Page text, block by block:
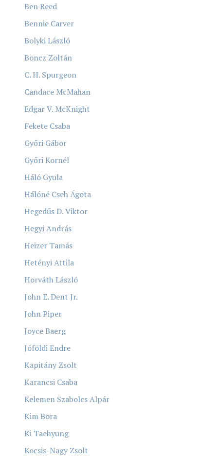
Ben Reed
Bennie Carver
Bolyki László
Boncz Zoltán
C. H. Spurgeon
Candace McMahan
Edgar V. McKnight
Fekete Csaba
Győri Gábor
Győri Kornél
Háló Gyula
Hálóné Cseh Ágota
Hegedűs D. Viktor
Hegyi András
Heizer Tamás
Hetényi Attila
Horváth László
John E. Dent Jr.
John Piper
Joyce Baerg
Jóföldi Endre
Kapitány Zsolt
Karancsi Csaba
Kelemen Szabolcs Alpár
Kim Bora
Ki Taehyung
Kocsis-Nagy Zsolt